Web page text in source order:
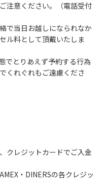
りましたら管理棟にて手
にお越しの方は、翌朝
外は、駐車場にとめてく
で（日帰り使用の場合は
の手続きを行っていない
手続きを行ってくださ
ョンに出してください。
よる焚き火、キャンプフ
サウナの設置
注意ください。（電話受付
で当日お越しになられなか
ル料として頂戴いたしま
でとりあえず予約する行為
くれぐれもご遠慮くださ
クレジットカードでご入金
・DINERSの各クレジッ